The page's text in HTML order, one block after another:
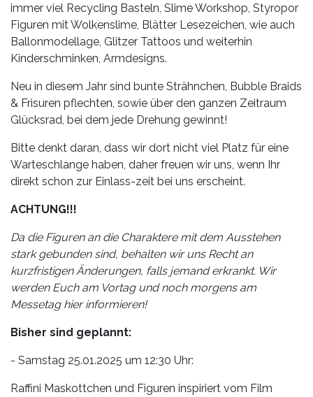
immer viel Recycling Basteln, Slime Workshop, Styropor
Figuren mit Wolkenslime, Blätter Lesezeichen, wie auch
Ballonmodellage, Glitzer Tattoos und weiterhin
Kinderschminken, Armdesigns.
Neu in diesem Jahr sind bunte Strähnchen, Bubble Braids
& Frisuren pflechten, sowie über den ganzen Zeitraum
Glücksrad, bei dem jede Drehung gewinnt!
Bitte denkt daran, dass wir dort nicht viel Platz für eine
Warteschlange haben, daher freuen wir uns, wenn Ihr
direkt schon zur Einlass-zeit bei uns erscheint.
ACHTUNG!!!
Da die Figuren an die Charaktere mit dem Ausstehen
stark gebunden sind, behalten wir uns Recht an
kurzfristigen Änderungen, falls jemand erkrankt. Wir
werden Euch am Vortag und noch morgens am
Messetag hier informieren!
Bisher sind geplannt:
- Samstag 25.01.2025 um 12:30 Uhr:
Raffini Maskottchen und Figuren inspiriert vom Film